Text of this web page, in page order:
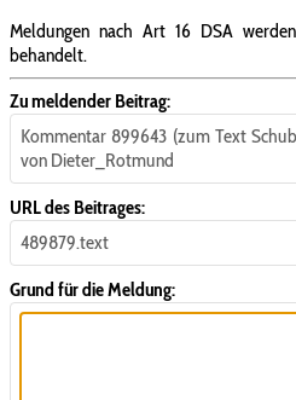
Meldungen nach Art 16 DSA
behandelt.
Zu meldender Beitrag:
Kommentar 899643 (zum Text
von Dieter_Rotmund
URL des Beitrages:
489879.text
Grund für die Meldung: